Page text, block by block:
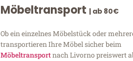
Möbeltransport | ab 80€
Ob ein einzelnes Möbelstück oder
transportieren Ihre Möbel sicher beim
Möbeltransportnach Livorno preiswert